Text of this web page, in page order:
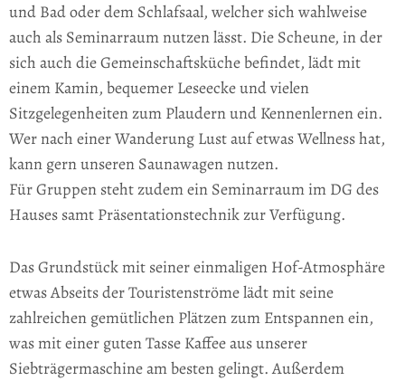
und Bad oder dem Schlafsaal, welcher sich wahlweise
auch als Seminarraum nutzen lässt. Die Scheune, in der
sich auch die Gemeinschaftsküche befindet, lädt mit
einem Kamin, bequemer Leseecke und vielen
Sitzgelegenheiten zum Plaudern und Kennenlernen ein.
Wer nach einer Wanderung Lust auf etwas Wellness hat,
kann gern unseren Saunawagen nutzen.
Für Gruppen steht zudem ein Seminarraum im DG des
Hauses samt Präsentationstechnik zur Verfügung.
Das Grundstück mit seiner einmaligen Hof-Atmosphäre
etwas Abseits der Touristenströme lädt mit seine
zahlreichen gemütlichen Plätzen zum Entspannen ein,
was mit einer guten Tasse Kaffee aus unserer
Siebträgermaschine am besten gelingt. Außerdem